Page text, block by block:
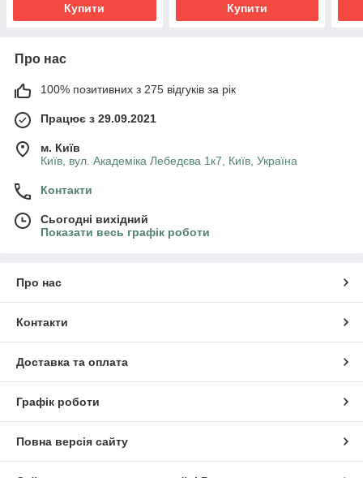
Купити Купити
Про нас
100% позитивних з 275 відгуків за рік
Працює з 29.09.2021
м. Київ
Київ, вул. Академіка Лебедєва 1к7, Київ, Україна
Контакти
Сьогодні вихідний
Показати весь графік роботи
Про нас
Контакти
Доставка та оплата
Графік роботи
Повна версія сайту